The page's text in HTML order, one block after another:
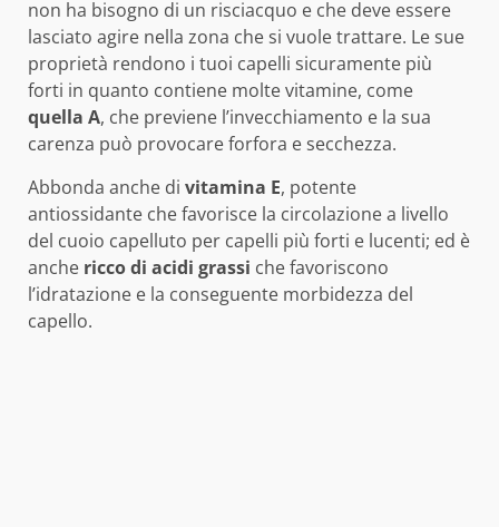
non ha bisogno di un risciacquo e che deve essere
lasciato agire nella zona che si vuole trattare. Le sue
proprietà rendono i tuoi capelli sicuramente più
forti in quanto contiene molte vitamine, come
quella A, che previene l’invecchiamento e la sua
carenza può provocare forfora e secchezza.
Abbonda anche di vitamina E, potente
antiossidante che favorisce la circolazione a livello
del cuoio capelluto per capelli più forti e lucenti; ed è
anche ricco di acidi grassi che favoriscono
l’idratazione e la conseguente morbidezza del
capello.